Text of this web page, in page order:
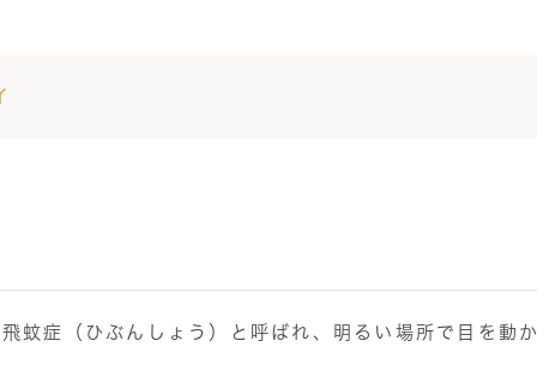
蚊症（ひぶんしょう）と呼ばれ、明るい場所で目を動